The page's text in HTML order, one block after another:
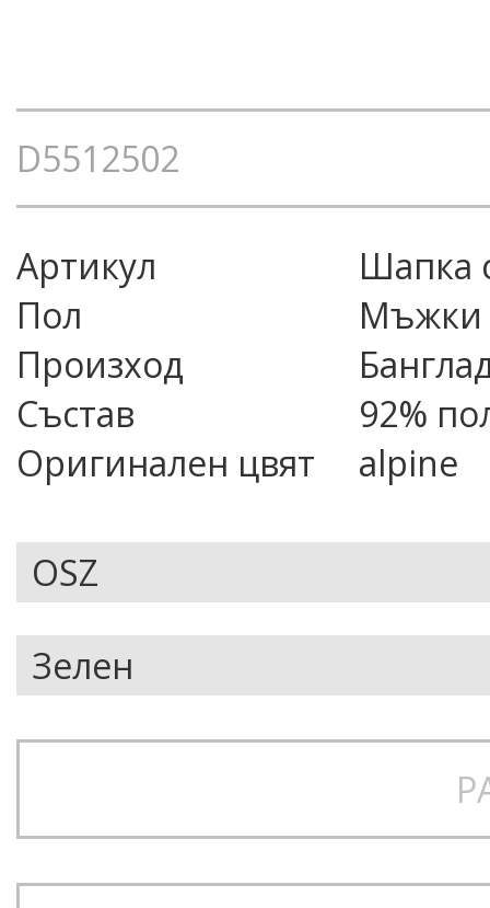
D5512502
Артикул
Пол
Мъжки
Произход
Състав
92%
Оригинален цвят
alpine